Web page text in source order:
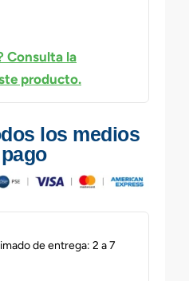
Consulta la
producto.
los medios
de entrega: 2 a 7